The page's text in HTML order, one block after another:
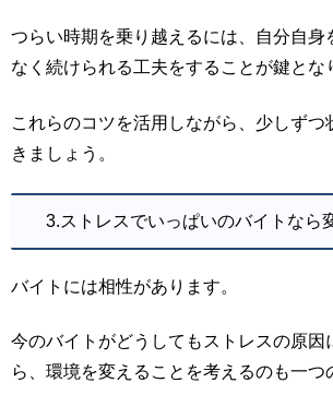
つらい時期を乗り越えるには、自分自身
なく続けられる工夫をすることが鍵とな
これらのコツを活用しながら、少しずつ
きましょう。
3.ストレスでいっぱいのバイトなら
バイトには相性があります。
今のバイトがどうしてもストレスの原因
ら、環境を変えることを考えるのも一つ